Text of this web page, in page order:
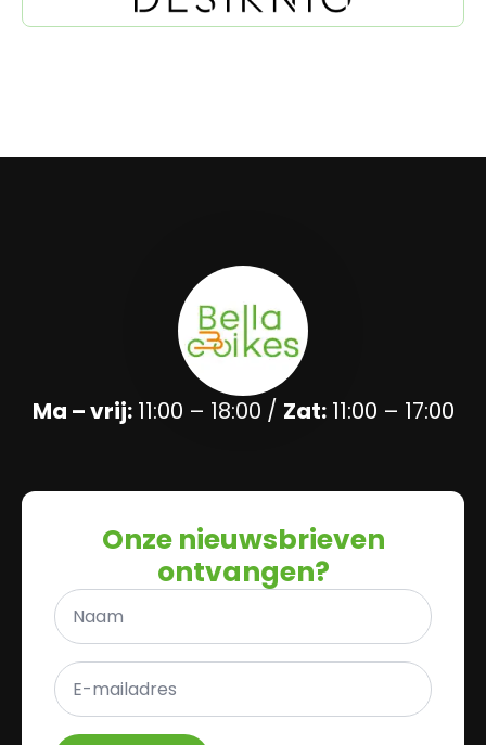
Ma – vrij:11:00 – 18:00 / Zat:11:00 – 17:00
Onze nieuwsbrieven
ontvangen?
Naam
E-
mailadres
*